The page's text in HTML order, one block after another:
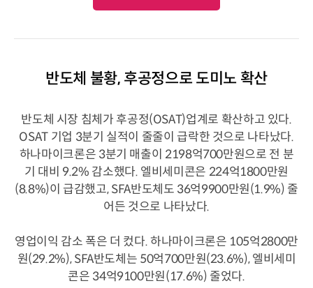
반도체 불황, 후공정으로 도미노 확산
반도체 시장 침체가 후공정(OSAT)업계로 확산하고 있다.
OSAT 기업 3분기 실적이 줄줄이 급락한 것으로 나타났다.
하나마이크론은 3분기 매출이 2198억700만원으로 전 분
기 대비 9.2% 감소했다. 엘비세미콘은 224억1800만원
(8.8%)이 급감했고, SFA반도체도 36억9900만원(1.9%) 줄
어든 것으로 나타났다.
영업이익 감소 폭은 더 컸다. 하나마이크론은 105억2800만
원(29.2%), SFA반도체는 50억700만원(23.6%), 엘비세미
콘은 34억9100만원(17.6%) 줄었다.